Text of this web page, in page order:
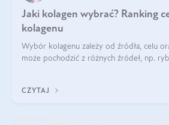
Jaki kolagen wybrać? Ranking
kolagenu
Wybór kolagenu zależy od źródła, celu
może pochodzić z różnych źródeł, np.
bydlęcy.
CZYTAJ